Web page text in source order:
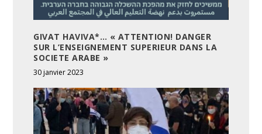
GIVAT HAVIVA*… « ATTENTION! DANGER
SUR L’ENSEIGNEMENT SUPERIEUR DANS LA
SOCIETE ARABE »
30 janvier 2023